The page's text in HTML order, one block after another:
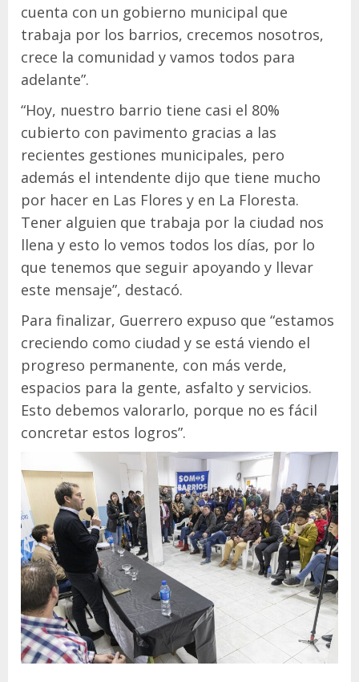
cuenta con un gobierno municipal que
trabaja por los barrios, crecemos nosotros,
crece la comunidad y vamos todos para
adelante”.
“Hoy, nuestro barrio tiene casi el 80%
cubierto con pavimento gracias a las
recientes gestiones municipales, pero
además el intendente dijo que tiene mucho
por hacer en Las Flores y en La Floresta.
Tener alguien que trabaja por la ciudad nos
llena y esto lo vemos todos los días, por lo
que tenemos que seguir apoyando y llevar
este mensaje”, destacó.
Para finalizar, Guerrero expuso que “estamos
creciendo como ciudad y se está viendo el
progreso permanente, con más verde,
espacios para la gente, asfalto y servicios.
Esto debemos valorarlo, porque no es fácil
concretar estos logros”.